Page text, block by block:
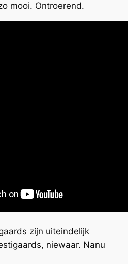
mooi. Ontroerend.
zijn uiteindelijk
niewaar. Nanu